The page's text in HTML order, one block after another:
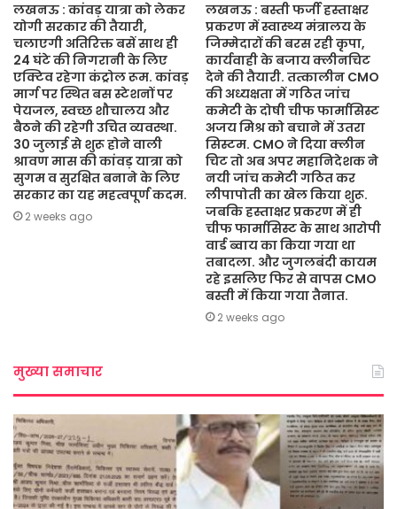
लखनऊ : कांवड़ यात्रा को लेकर
योगी सरकार की तैयारी,
चलाएगी अतिरिक्त बसें साथ ही
24 घंटे की निगरानी के लिए
एक्टिव रहेगा कंट्रोल रूम. कांवड़
मार्ग पर स्थित बस स्टेशनों पर
पेयजल, स्वच्छ शौचालय और
बैठने की रहेगी उचित व्यवस्था.
30 जुलाई से शुरू होने वाली
श्रावण मास की कांवड़ यात्रा को
सुगम व सुरक्षित बनाने के लिए
सरकार का यह महत्वपूर्ण कदम.
2 weeks ago
लखनऊ : बस्ती फर्जी हस्ताक्षर
प्रकरण में स्वास्थ्य मंत्रालय के
जिम्मेदारों की बरस रही कृपा,
कार्यवाही के बजाय क्लीनचिट
देने की तैयारी. तत्कालीन CMO
की अध्यक्षता में गठित जांच
कमेटी के दोषी चीफ फार्मासिस्ट
अजय मिश्र को बचाने में उतरा
सिस्टम. CMO ने दिया क्लीन
चिट तो अब अपर महानिदेशक ने
नयी जांच कमेटी गठित कर
लीपापोती का खेल किया शुरू.
जबकि हस्ताक्षर प्रकरण में ही
चीफ फार्मासिस्ट के साथ आरोपी
वार्ड ब्वाय का किया गया था
तबादला. और जुगलबंदी कायम
रहे इसलिए फिर से वापस CMO
बस्ती में किया गया तैनात.
2 weeks ago
मुख्या समाचार